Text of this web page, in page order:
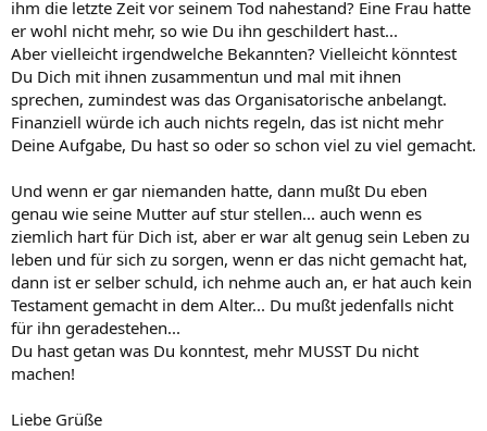
ihm die letzte Zeit vor seinem Tod nahestand? Eine Frau hatte
er wohl nicht mehr, so wie Du ihn geschildert hast...
Aber vielleicht irgendwelche Bekannten? Vielleicht könntest
Du Dich mit ihnen zusammentun und mal mit ihnen
sprechen, zumindest was das Organisatorische anbelangt.
Finanziell würde ich auch nichts regeln, das ist nicht mehr
Deine Aufgabe, Du hast so oder so schon viel zu viel gemacht.
Und wenn er gar niemanden hatte, dann mußt Du eben
genau wie seine Mutter auf stur stellen... auch wenn es
ziemlich hart für Dich ist, aber er war alt genug sein Leben zu
leben und für sich zu sorgen, wenn er das nicht gemacht hat,
dann ist er selber schuld, ich nehme auch an, er hat auch kein
Testament gemacht in dem Alter... Du mußt jedenfalls nicht
für ihn geradestehen...
Du hast getan was Du konntest, mehr MUSST Du nicht
machen!
Liebe Grüße